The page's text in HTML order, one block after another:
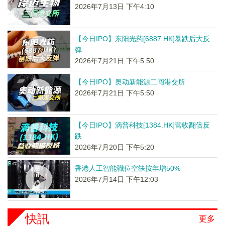
2026年7月13日 下午4:10
【今日IPO】东阳光药[6887.HK]暴跌后大反
弹
2026年7月21日 下午5:50
【今日IPO】奥动新能源二闯港交所
2026年7月21日 下午5:50
【今日IPO】滴普科技[1384.HK]营收翻倍反
跌
2026年7月20日 下午5:20
香港人工智能職位空缺按年增50%
2026年7月14日 下午12:03
更多
快訊